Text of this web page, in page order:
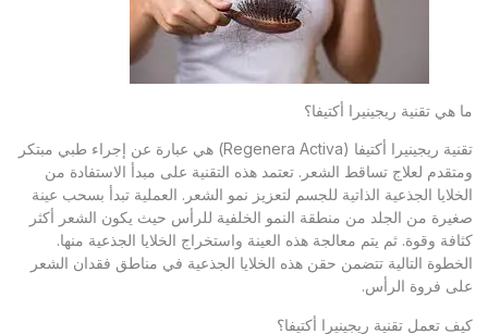
ما هي تقنية ريجينيرا أكتيفا؟
تقنية ريجينيرا أكتيفا (Regenera Activa) هي عبارة عن إجراء طبي مبتكر
ومتقدم لعلاج تساقط الشعر. تعتمد هذه التقنية على مبدأ الاستفادة من
الخلايا الجذعية الذاتية للجسم لتعزيز نمو الشعر. العملية تبدأ بسحب عينة
صغيرة من الجلد من منطقة النمو الخلفية للرأس حيث يكون الشعر أكثر
كثافة وقوة. ثم يتم معالجة هذه العينة واستخراج الخلايا الجذعية منها.
الخطوة التالية تتضمن حقن هذه الخلايا الجذعية في مناطق فقدان الشعر
على فروة الرأس.
كيف تعمل تقنية ريجينيرا أكتيفا؟